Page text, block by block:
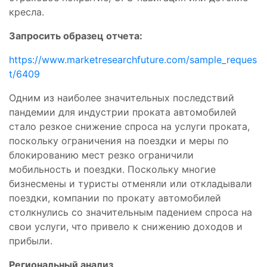
кресла.
Запросить образец отчета:
https://www.marketresearchfuture.com/sample_reques
t/6409
Одним из наиболее значительных последствий
пандемии для индустрии проката автомобилей
стало резкое снижение спроса на услуги проката,
поскольку ограничения на поездки и меры по
блокированию мест резко ограничили
мобильность и поездки. Поскольку многие
бизнесмены и туристы отменяли или откладывали
поездки, компании по прокату автомобилей
столкнулись со значительным падением спроса на
свои услуги, что привело к снижению доходов и
прибыли.
Региональный анализ